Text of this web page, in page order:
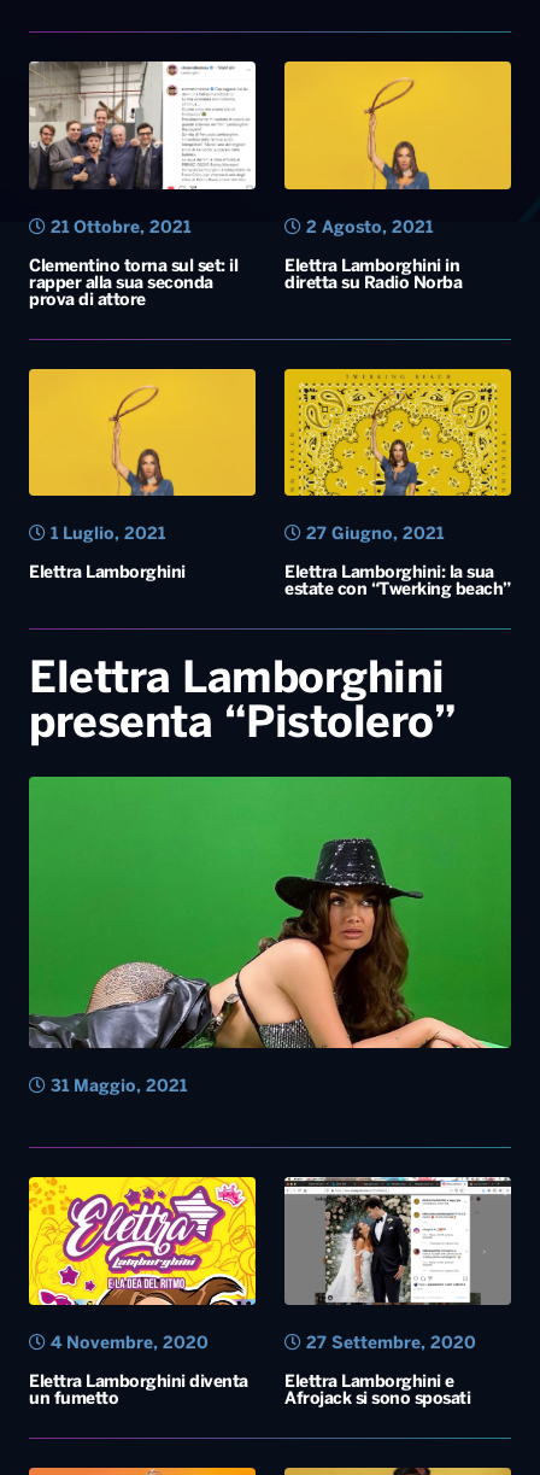
Clementino torna sul set: il
rapper alla sua seconda
prova di attore
21 Ottobre, 2021
Elettra Lamborghini in
diretta su Radio Norba
2 Agosto, 2021
Elettra Lamborghini
1 Luglio, 2021
Elettra Lamborghini: la sua
estate con “Twerking beach”
27 Giugno, 2021
Elettra Lamborghini
presenta “Pistolero”
31 Maggio, 2021
Elettra Lamborghini diventa
un fumetto
4 Novembre, 2020
Elettra Lamborghini e
Afrojack si sono sposati
27 Settembre, 2020